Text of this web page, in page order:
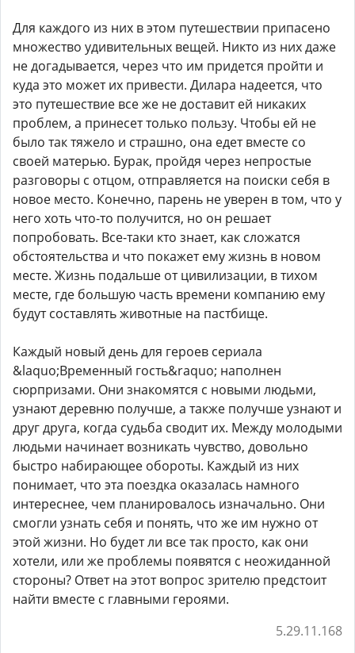
Для каждого из них в этом путешествии припасено
множество удивительных вещей. Никто из них даже
не догадывается, через что им придется пройти и
куда это может их привести. Дилара надеется, что
это путешествие все же не доставит ей никаких
проблем, а принесет только пользу. Чтобы ей не
было так тяжело и страшно, она едет вместе со
своей матерью. Бурак, пройдя через непростые
разговоры с отцом, отправляется на поиски себя в
новое место. Конечно, парень не уверен в том, что у
него хоть что-то получится, но он решает
попробовать. Все-таки кто знает, как сложатся
обстоятельства и что покажет ему жизнь в новом
месте. Жизнь подальше от цивилизации, в тихом
месте, где большую часть времени компанию ему
будут составлять животные на пастбище.
Каждый новый день для героев сериала
&laquo;Временный гость&raquo; наполнен
сюрпризами. Они знакомятся с новыми людьми,
узнают деревню получше, а также получше узнают и
друг друга, когда судьба сводит их. Между молодыми
людьми начинает возникать чувство, довольно
быстро набирающее обороты. Каждый из них
понимает, что эта поездка оказалась намного
интереснее, чем планировалось изначально. Они
смогли узнать себя и понять, что же им нужно от
этой жизни. Но будет ли все так просто, как они
хотели, или же проблемы появятся с неожиданной
стороны? Ответ на этот вопрос зрителю предстоит
найти вместе с главными героями.
5.29.11.168